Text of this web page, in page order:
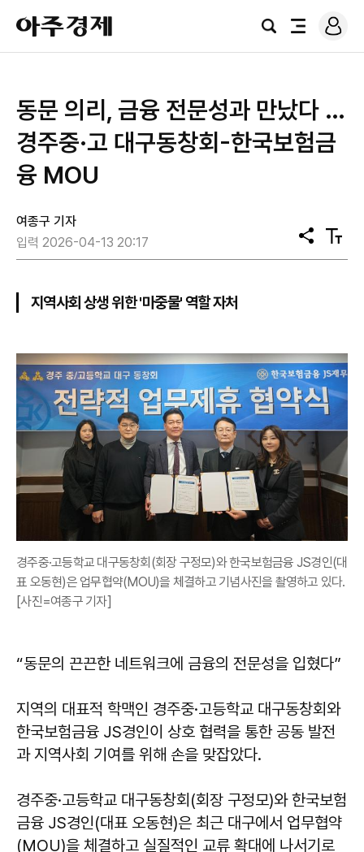
아
주
경
검
전
로
그
동문 의리, 금융 전문성과 만났다 …
경주중·고 대구동창회-한국보험금
융 MOU
여종구 기자
입력 2026-04-13 20:17
공
유
텍
스
지역사회 상생 위한 '마중물' 역할 자처
경주중·고등학교 대구동창회(회장 구정모)와 한국보험금융 JS경인(대
표 오동현)은 업무협약(MOU)을 체결하고 기념사진을 촬영하고 있다.
[사진=여종구 기자]
“동문의 끈끈한 네트워크에 금융의 전문성을 입혔다”
지역의 대표적 학맥인 경주중·고등학교 대구동창회와
한국보험금융 JS경인이 상호 협력을 통한 공동 발전
과 지역사회 기여를 위해 손을 맞잡았다.
경주중·고등학교 대구동창회(회장 구정모)와 한국보험
금융 JS경인(대표 오동현)은 최근 대구에서 업무협약
(MOU)을 체결하고 실질적인 교류 확대에 나서기로